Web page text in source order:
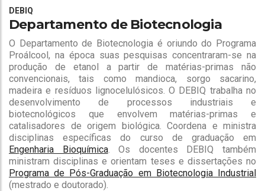
DEBIQ
Departamento de Biotecnologia
O Departamento de Biotecnologia é oriundo do Programa
Proálcool, na época suas pesquisas concentraram-se na
produção de etanol a partir de matérias-primas não
convencionais, tais como mandioca, sorgo sacarino,
madeira e resíduos lignocelulósicos. O DEBIQ trabalha no
desenvolvimento de processos industriais e
biotecnológicos que envolvem matérias-primas e
catalisadores de origem biológica. Coordena e ministra
disciplinas específicas do curso de graduação em
Engenharia Bioquímica. Os docentes DEBIQ também
ministram disciplinas e orientam teses e dissertações no
Programa de Pós-Graduação em Biotecnologia Industrial
(mestrado e doutorado).